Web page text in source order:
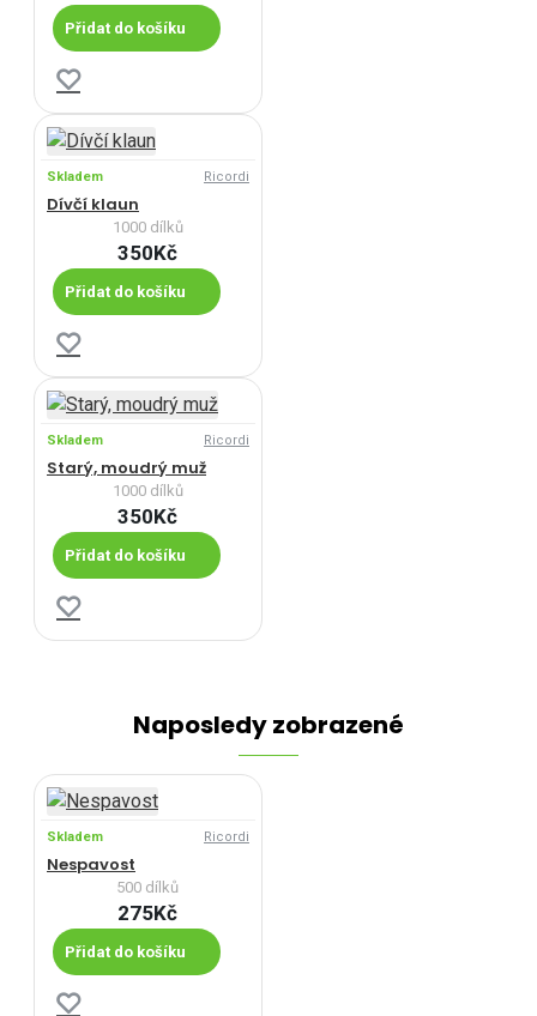
Přidat do košíku
Skladem Ricordi
Dívčí klaun
1000 dílků
350Kč
Přidat do košíku
Skladem Ricordi
Starý, moudrý muž
1000 dílků
350Kč
Přidat do košíku
Naposledy zobrazené
Skladem Ricordi
Nespavost
500 dílků
275Kč
Přidat do košíku